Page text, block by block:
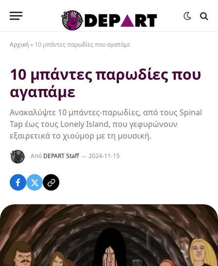
Αρχική » 10 μπάντες παρωδίες που αγαπάμε
10 μπάντες παρωδίες που
αγαπάμε
Ανακαλύψτε 10 μπάντες-παρωδίες, από τους Spinal
Tap έως τους Lonely Island, που γεφυρώνουν
εξαιρετικά το χιούμορ με τη μουσική.
Από DEPART Staff 2024-11-15